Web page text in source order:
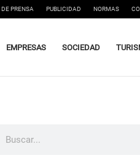
PRENSA PUBLICIDAD NORMAS
EMPRESAS SOCIEDAD